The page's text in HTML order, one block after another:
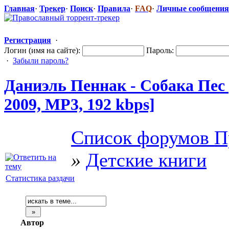
Главная· Трекер· Поиск· Правила· FAQ· Личные сообщения
Регистрация ·
Логин (имя на сайте):
Пароль:
· Забыли пароль?
Даниэль Пеннак - Собака
2009, MP3, 192 kbps]
Список форумов
» Детские книги
Статистика раздачи
Автор